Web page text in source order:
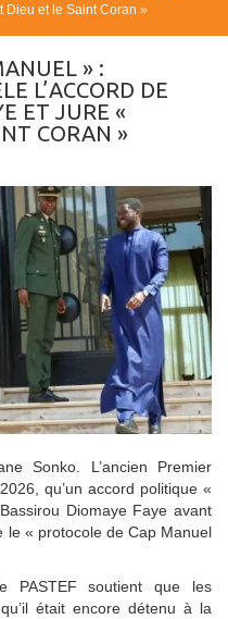
Dieu et le Saint Coran »
» :
L’ACCORD DE
ET JURE «
CORAN »
Sonko. L’ancien Premier
qu’un accord politique «
Diomaye Faye avant
le « protocole de Cap Manuel
soutient que les
était encore détenu à la